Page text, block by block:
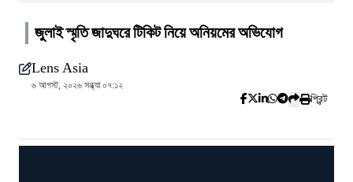
জুলাই স্মৃতি জাদুঘরে টিকিট নিয়ে অনিয়মের অভিযোগ
Lens Asia
৬ আগস্ট, ২০২৬ সন্ধ্যা ০৭:১২
প্রিন্ট